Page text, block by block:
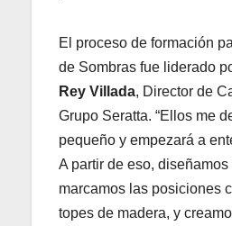
El proceso de formación
de Sombras fue liderado
Rey Villada, Director de
Grupo Seratta. “Ellos me
pequeño y empezará a
A partir de eso,
marcamos las posiciones
topes de madera, y